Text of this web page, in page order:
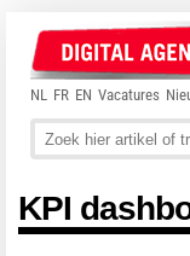
NL FR EN Vacatures
KPI